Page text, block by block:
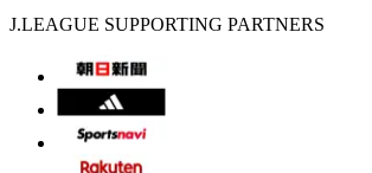
J.LEAGUE SUPPORTING PARTNERS